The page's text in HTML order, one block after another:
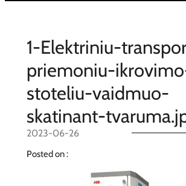
1-Elektriniu-
priemoniu-
stoteliu-vaidmuo-
skatinant-
2023-06-26
Posted on :